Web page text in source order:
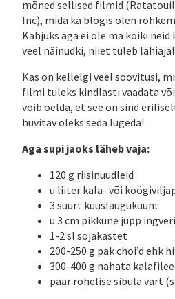
mõned sellised filmid
Inc), mida ka blogis olen
Kahjuks aga ei ole ma kõiki
veel näinudki, niiet tuleb
Kas on kellelgi veel soovitusi,
filmi tuleks kindlasti vaadata
võib öelda, et see on sind
huvitav oleks seda lugeda!
Aga supi jaoks läheb vaja:
120 g riisinuudleid
u liiter kala- või
3 suurt küüslauguküünt
u 3 cm pikkune jupp
1-2 sl sojakastet
200-250 g pak choi’d ehk
300-400 g nahata
paar rohelise sibula vart